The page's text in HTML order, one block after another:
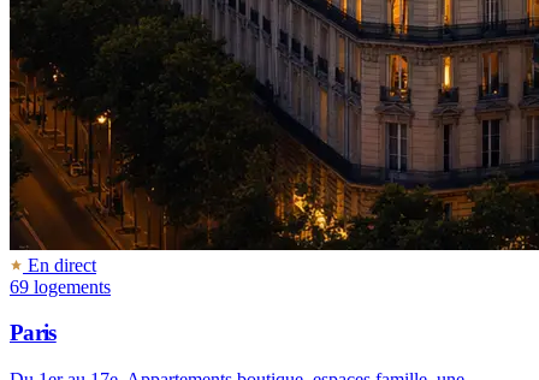
En direct
69 logements
Paris